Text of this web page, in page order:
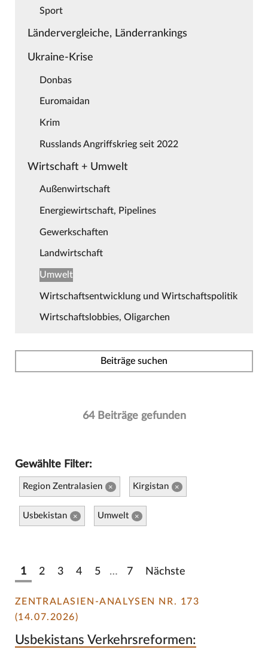
Sport
Ländervergleiche, Länderrankings
Ukraine-Krise
Donbas
Euromaidan
Krim
Russlands Angriffskrieg seit 2022
Wirtschaft + Umwelt
Außenwirtschaft
Energiewirtschaft, Pipelines
Gewerkschaften
Landwirtschaft
Umwelt
Wirtschaftsentwicklung und Wirtschaftspolitik
Wirtschaftslobbies, Oligarchen
Beiträge suchen
64 Beiträge gefunden
Gewählte Filter:
Region Zentralasien × Kirgistan ×
Usbekistan × Umwelt ×
1 2 3 4 5 … 7 Nächste
ZENTRALASIEN-ANALYSEN NR. 173
(14.07.2026)
Usbekistans Verkehrsreformen: